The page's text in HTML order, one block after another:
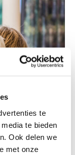
te
te bieden
Ook delen we
met onze